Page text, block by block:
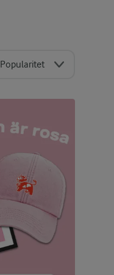
Popularitet